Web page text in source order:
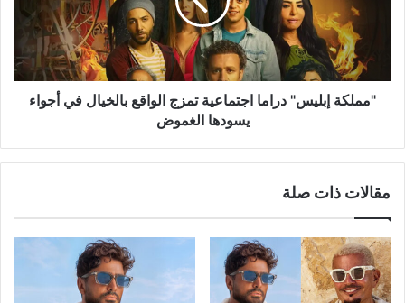
بالخيال
أجواء
يسودها
"مملكة إبليس" دراما اجتماعية تمزج الواقع بالخيال في أجواء
يسودها الغموض
مقالات ذات صلة